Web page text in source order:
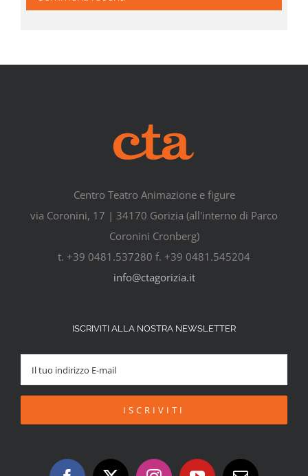
Centro Teatro Animazione e figure
via Coronini, 17 | 34170 Gorizia (all'interno di Parco
Coronini Cronberg)
t. +39 0481.537280 f. +39 0481.545204
info@ctagorizia.it
ISCRIVITI ALLA NOSTRA NEWSLETTER